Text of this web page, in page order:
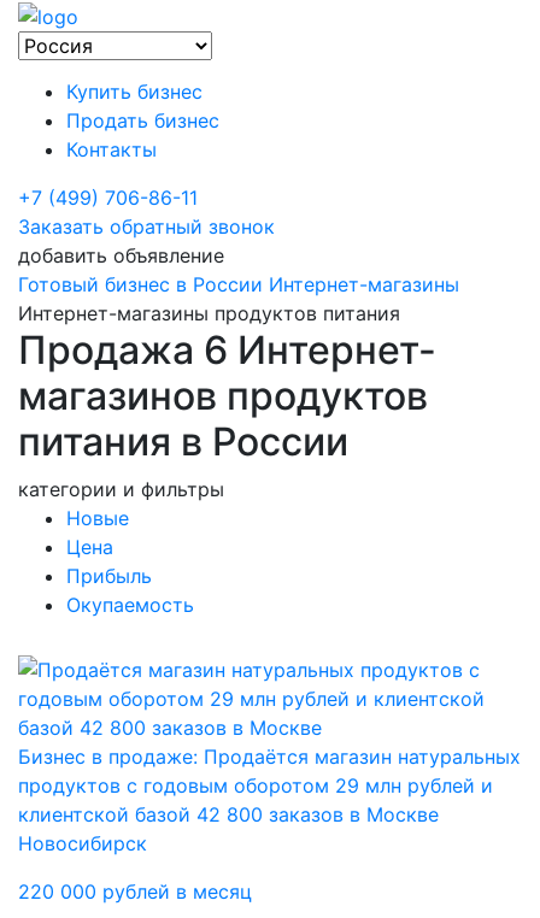
Купить бизнес
Продать бизнес
Контакты
+7 (499) 706-86-11
Заказать обратный звонок
добавить объявление
Готовый бизнес в России Интернет-магазины
Интернет-магазины продуктов питания
Продажа 6 Интернет-
магазинов продуктов
питания в России
категории и фильтры
Новые
Цена
Прибыль
Окупаемость
Бизнес в продаже: Продаётся магазин натуральных
продуктов с годовым оборотом 29 млн рублей и
клиентской базой 42 800 заказов в Москве
Новосибирск
220 000 рублей в месяц